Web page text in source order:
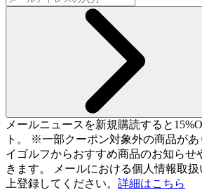
メールニュースを新規購読すると
ト。 ※一部クーポン対象外の商品が
イゴルフからおすすめ商品のお知らせ
きます。 メールにおける個人情報取
上登録してください。 詳細はこちら